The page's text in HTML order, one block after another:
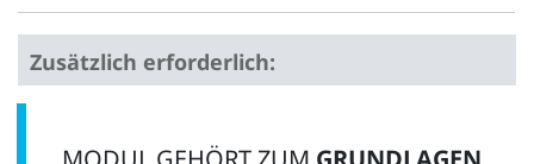
Zusätzlich erforderlich: